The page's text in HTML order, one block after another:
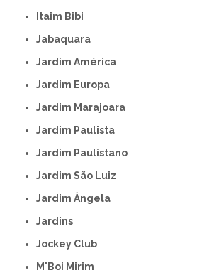
Itaim Bibi
Jabaquara
Jardim América
Jardim Europa
Jardim Marajoara
Jardim Paulista
Jardim Paulistano
Jardim São Luiz
Jardim Ângela
Jardins
Jockey Club
M'Boi Mirim